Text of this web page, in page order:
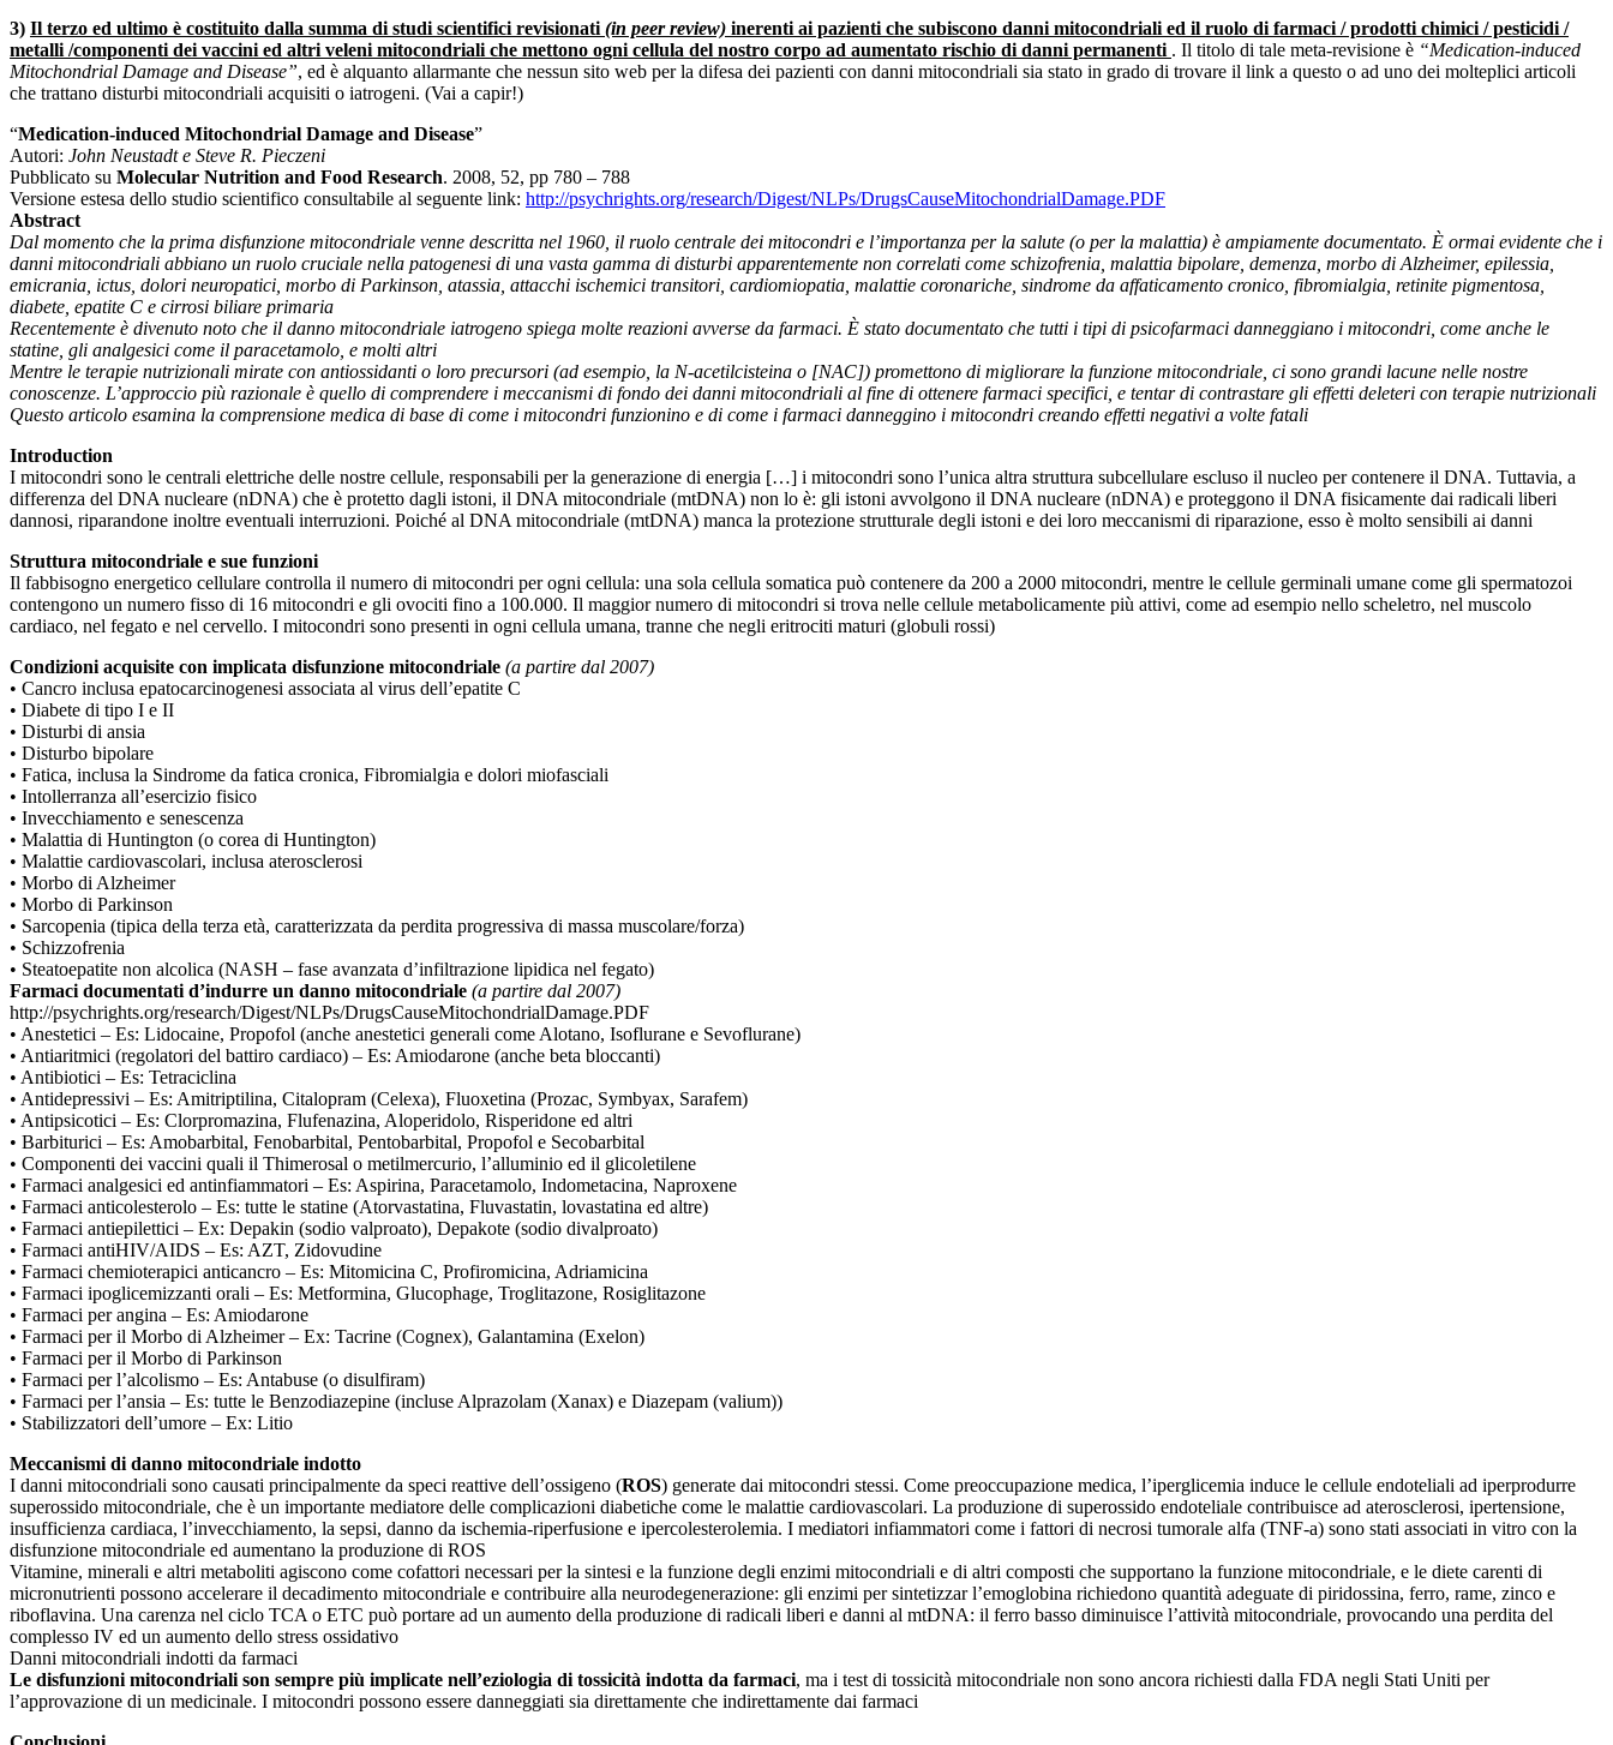
3) Il terzo ed ultimo è costituito dalla summa di studi scientifici revisionati (in peer review) inerenti ai pazienti che subiscono danni mitocondriali ed il ruolo di farmaci / prodotti chimici / pesticidi /
metalli /componenti dei vaccini ed altri veleni mitocondriali che mettono ogni cellula del nostro corpo ad aumentato rischio di danni permanenti . Il titolo di tale meta-revisione è “Medication-induced
Mitochondrial Damage and Disease”, ed è alquanto allarmante che nessun sito web per la difesa dei pazienti con danni mitocondriali sia stato in grado di trovare il link a questo o ad uno dei molteplici articoli
che trattano disturbi mitocondriali acquisiti o iatrogeni. (Vai a capir!)
“Medication-induced Mitochondrial Damage and Disease”
Autori: John Neustadt e Steve R. Pieczeni
Pubblicato su Molecular Nutrition and Food Research. 2008, 52, pp 780 – 788
Versione estesa dello studio scientifico consultabile al seguente link: http://psychrights.org/research/Digest/NLPs/DrugsCauseMitochondrialDamage.PDF
Abstract
Dal momento che la prima disfunzione mitocondriale venne descritta nel 1960, il ruolo centrale dei mitocondri e l’importanza per la salute (o per la malattia) è ampiamente documentato. È ormai evidente che i
danni mitocondriali abbiano un ruolo cruciale nella patogenesi di una vasta gamma di disturbi apparentemente non correlati come schizofrenia, malattia bipolare, demenza, morbo di Alzheimer, epilessia,
emicrania, ictus, dolori neuropatici, morbo di Parkinson, atassia, attacchi ischemici transitori, cardiomiopatia, malattie coronariche, sindrome da affaticamento cronico, fibromialgia, retinite pigmentosa,
diabete, epatite C e cirrosi biliare primaria
Recentemente è divenuto noto che il danno mitocondriale iatrogeno spiega molte reazioni avverse da farmaci. È stato documentato che tutti i tipi di psicofarmaci danneggiano i mitocondri, come anche le
statine, gli analgesici come il paracetamolo, e molti altri
Mentre le terapie nutrizionali mirate con antiossidanti o loro precursori (ad esempio, la N-acetilcisteina o [NAC]) promettono di migliorare la funzione mitocondriale, ci sono grandi lacune nelle nostre
conoscenze. L’approccio più razionale è quello di comprendere i meccanismi di fondo dei danni mitocondriali al fine di ottenere farmaci specifici, e tentar di contrastare gli effetti deleteri con terapie nutrizionali
Questo articolo esamina la comprensione medica di base di come i mitocondri funzionino e di come i farmaci danneggino i mitocondri creando effetti negativi a volte fatali
Introduction
I mitocondri sono le centrali elettriche delle nostre cellule, responsabili per la generazione di energia […] i mitocondri sono l’unica altra struttura subcellulare escluso il nucleo per contenere il DNA. Tuttavia, a
differenza del DNA nucleare (nDNA) che è protetto dagli istoni, il DNA mitocondriale (mtDNA) non lo è: gli istoni avvolgono il DNA nucleare (nDNA) e proteggono il DNA fisicamente dai radicali liberi
dannosi, riparandone inoltre eventuali interruzioni. Poiché al DNA mitocondriale (mtDNA) manca la protezione strutturale degli istoni e dei loro meccanismi di riparazione, esso è molto sensibili ai danni
Struttura mitocondriale e sue funzioni
Il fabbisogno energetico cellulare controlla il numero di mitocondri per ogni cellula: una sola cellula somatica può contenere da 200 a 2000 mitocondri, mentre le cellule germinali umane come gli spermatozoi
contengono un numero fisso di 16 mitocondri e gli ovociti fino a 100.000. Il maggior numero di mitocondri si trova nelle cellule metabolicamente più attivi, come ad esempio nello scheletro, nel muscolo
cardiaco, nel fegato e nel cervello. I mitocondri sono presenti in ogni cellula umana, tranne che negli eritrociti maturi (globuli rossi)
Condizioni acquisite con implicata disfunzione mitocondriale (a partire dal 2007)
• Cancro inclusa epatocarcinogenesi associata al virus dell’epatite C
• Diabete di tipo I e II
• Disturbi di ansia
• Disturbo bipolare
• Fatica, inclusa la Sindrome da fatica cronica, Fibromialgia e dolori miofasciali
• Intollerranza all’esercizio fisico
• Invecchiamento e senescenza
• Malattia di Huntington (o corea di Huntington)
• Malattie cardiovascolari, inclusa aterosclerosi
• Morbo di Alzheimer
• Morbo di Parkinson
• Sarcopenia (tipica della terza età, caratterizzata da perdita progressiva di massa muscolare/forza)
• Schizzofrenia
• Steatoepatite non alcolica (NASH – fase avanzata d’infiltrazione lipidica nel fegato)
Farmaci documentati d’indurre un danno mitocondriale (a partire dal 2007)
http://psychrights.org/research/Digest/NLPs/DrugsCauseMitochondrialDamage.PDF
• Anestetici – Es: Lidocaine, Propofol (anche anestetici generali come Alotano, Isoflurane e Sevoflurane)
• Antiaritmici (regolatori del battiro cardiaco) – Es: Amiodarone (anche beta bloccanti)
• Antibiotici – Es: Tetraciclina
• Antidepressivi – Es: Amitriptilina, Citalopram (Celexa), Fluoxetina (Prozac, Symbyax, Sarafem)
• Antipsicotici – Es: Clorpromazina, Flufenazina, Aloperidolo, Risperidone ed altri
• Barbiturici – Es: Amobarbital, Fenobarbital, Pentobarbital, Propofol e Secobarbital
• Componenti dei vaccini quali il Thimerosal o metilmercurio, l’alluminio ed il glicoletilene
• Farmaci analgesici ed antinfiammatori – Es: Aspirina, Paracetamolo, Indometacina, Naproxene
• Farmaci anticolesterolo – Es: tutte le statine (Atorvastatina, Fluvastatin, lovastatina ed altre)
• Farmaci antiepilettici – Ex: Depakin (sodio valproato), Depakote (sodio divalproato)
• Farmaci antiHIV/AIDS – Es: AZT, Zidovudine
• Farmaci chemioterapici anticancro – Es: Mitomicina C, Profiromicina, Adriamicina
• Farmaci ipoglicemizzanti orali – Es: Metformina, Glucophage, Troglitazone, Rosiglitazone
• Farmaci per angina – Es: Amiodarone
• Farmaci per il Morbo di Alzheimer – Ex: Tacrine (Cognex), Galantamina (Exelon)
• Farmaci per il Morbo di Parkinson
• Farmaci per l’alcolismo – Es: Antabuse (o disulfiram)
• Farmaci per l’ansia – Es: tutte le Benzodiazepine (incluse Alprazolam (Xanax) e Diazepam (valium))
• Stabilizzatori dell’umore – Ex: Litio
Meccanismi di danno mitocondriale indotto
I danni mitocondriali sono causati principalmente da speci reattive dell’ossigeno (ROS) generate dai mitocondri stessi. Come preoccupazione medica, l’iperglicemia induce le cellule endoteliali ad iperprodurre
superossido mitocondriale, che è un importante mediatore delle complicazioni diabetiche come le malattie cardiovascolari. La produzione di superossido endoteliale contribuisce ad aterosclerosi, ipertensione,
insufficienza cardiaca, l’invecchiamento, la sepsi, danno da ischemia-riperfusione e ipercolesterolemia. I mediatori infiammatori come i fattori di necrosi tumorale alfa (TNF-a) sono stati associati in vitro con la
disfunzione mitocondriale ed aumentano la produzione di ROS
Vitamine, minerali e altri metaboliti agiscono come cofattori necessari per la sintesi e la funzione degli enzimi mitocondriali e di altri composti che supportano la funzione mitocondriale, e le diete carenti di
micronutrienti possono accelerare il decadimento mitocondriale e contribuire alla neurodegenerazione: gli enzimi per sintetizzar l’emoglobina richiedono quantità adeguate di piridossina, ferro, rame, zinco e
riboflavina. Una carenza nel ciclo TCA o ETC può portare ad un aumento della produzione di radicali liberi e danni al mtDNA: il ferro basso diminuisce l’attività mitocondriale, provocando una perdita del
complesso IV ed un aumento dello stress ossidativo
Danni mitocondriali indotti da farmaci
Le disfunzioni mitocondriali son sempre più implicate nell’eziologia di tossicità indotta da farmaci, ma i test di tossicità mitocondriale non sono ancora richiesti dalla FDA negli Stati Uniti per
l’approvazione di un medicinale. I mitocondri possono essere danneggiati sia direttamente che indirettamente dai farmaci